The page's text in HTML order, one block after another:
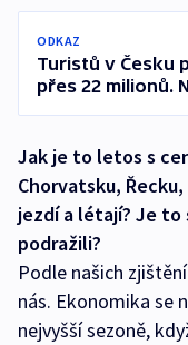
ODKAZ
Turistů v Česku
přes 22 milionů.
Jak je to letos s
Chorvatsku,
jezdí a létají? Je
podražili?
Podle našich
nás. Ekonomika se
nejvyšší sezoně,